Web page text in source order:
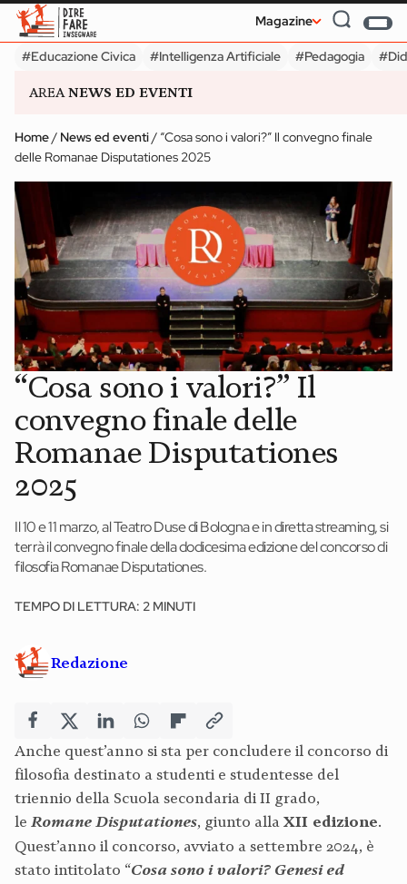
Magazine
Magazine
News ed eventi
Books
Webinar
Materiali didattici
Autori
Scrivi con noi
Didattica Espresso
INFANZIA
Udeskole: insegnare
e apprendere in
luoghi naturali
SECONDARIA II GRADO
Service
Cinque
per
#Educazione Civica #Intelligenza Artificiale #Pedagogia
AREANEWS ED EVENTI
Home/ News ed eventi/ “Cosa sono i valori?” Il convegno finale
delle Romanae Disputationes 2025
“Cosa sono i valori?” Il
convegno finale delle
Romanae Disputationes
2025
Il 10 e 11 marzo, al Teatro Duse di Bologna e in diretta streaming, si
terrà il convegno finale della dodicesima edizione del concorso di
filosofia Romanae Disputationes.
TEMPO DI LETTURA: 2 MINUTI
Redazione
Anche quest’anno si sta per concludere il concorso di
filosofia destinato a studenti e studentesse del
triennio della Scuola secondaria di II grado,
le Romane Disputationes, giunto alla XII edizione.
Quest’anno il concorso, avviato a settembre 2024, è
stato intitolato “Cosa sono i valori? Genesi ed